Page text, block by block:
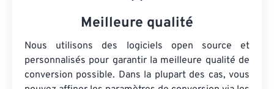
Meilleure qualité
Nous utilisons des logiciels open source et
personnalisés pour garantir la meilleure qualité de
conversion possible. Dans la plupart des cas, vous